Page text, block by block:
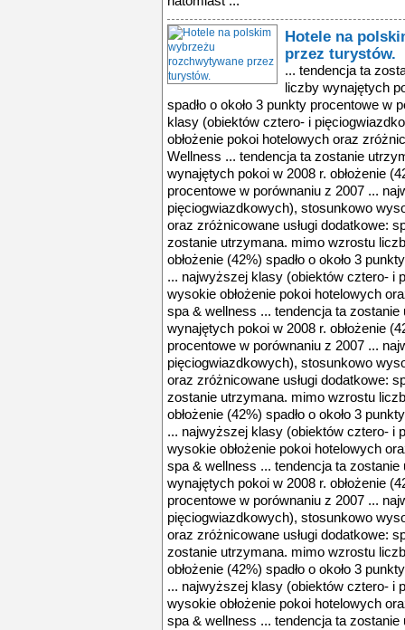
Hotele na
przez turystów.
... tendencja ta
liczby wynajętych
spadło o około 3 punkty procentowe w
klasy (obiektów cztero- i
obłożenie pokoi hotelowych oraz
Wellness ... tendencja ta zostanie
wynajętych pokoi w 2008 r. obłożenie
procentowe w porównaniu z 2007 ...
pięciogwiazdkowych), stosunkowo
oraz zróżnicowane usługi dodatkowe:
zostanie utrzymana. mimo wzrostu
obłożenie (42%) spadło o około 3
... najwyższej klasy (obiektów cztero- i
wysokie obłożenie pokoi hotelowych
spa & wellness ... tendencja ta
wynajętych pokoi w 2008 r. obłożenie
procentowe w porównaniu z 2007 ...
pięciogwiazdkowych), stosunkowo
oraz zróżnicowane usługi dodatkowe:
zostanie utrzymana. mimo wzrostu
obłożenie (42%) spadło o około 3
... najwyższej klasy (obiektów cztero- i
wysokie obłożenie pokoi hotelowych
spa & wellness ... tendencja ta
wynajętych pokoi w 2008 r. obłożenie
procentowe w porównaniu z 2007 ...
pięciogwiazdkowych), stosunkowo
oraz zróżnicowane usługi dodatkowe:
zostanie utrzymana. mimo wzrostu
obłożenie (42%) spadło o około 3
... najwyższej klasy (obiektów cztero- i
wysokie obłożenie pokoi hotelowych
spa & wellness ... tendencja ta